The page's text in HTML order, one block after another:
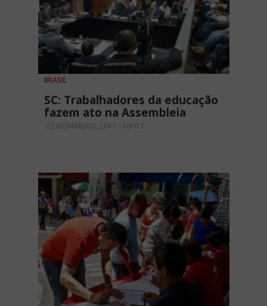
BRASIL
SC: Trabalhadores da educação
fazem ato na Assembleia
22 NOVEMBRO, 2017 - 10H17